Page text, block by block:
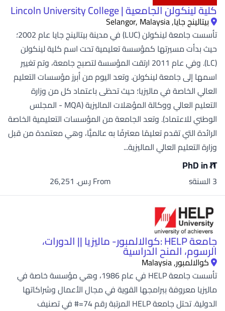
كلية لينكولن الجامعية | Lincoln University College
بيتالينج جايا, Selangor, Malaysia
تأسست جامعة لينكولن (LUC) في مدينة بيتالينج جايا عام 2002؛
حيث بدأت مسيرتها كمؤسسة تعليمية تحت اسم كلية لينكولن
(LC). وفي عام 2011 ارتقت المؤسسة لتصبح جامعة، وتم تغيير
اسمها إلى جامعة لينكولن. وتعد اليوم من أبرز مؤسسات التعليم
العالي الخاصة في ماليزيا؛ حيث تحظى باعتماد كل من وزارة
التعليم العالي ووكالة المؤهلات الماليزية (MQA - المجلس
الوطني للاعتماد). وتعد الجامعة من المؤسسات التعليمية الخاصة
الرائدة التي تقدم تعليمًا معترفًا به عالميًّا، وهي معتمدة من قبل
وزارة التعليم العالي الماليزية...
PhD in IT
3 السنةs From ر.س.‏ 26,251
جامعة HELP :كوالالمبور- ماليزيا || الدورات،
الرسوم، المنح الدراسية
كوالالمبور, Malaysia
تأسست جامعة HELP في عام 1986، وهي مؤسسة خاصة في
ماليزيا معروفة ببرامجها القوية في مجال الأعمال وشراكاتها
الدولية. تحتل جامعة HELP المرتبة رقم 74=# في تصنيف